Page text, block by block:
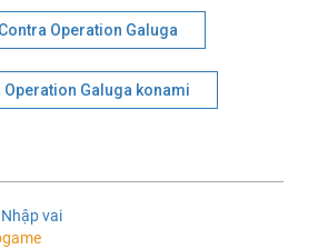
Operation Galuga
Operation Galuga konami
Nhập vai